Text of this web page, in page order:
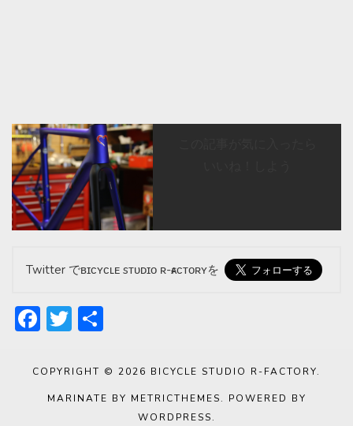
Twitter でʙɪᴄʏᴄʟᴇ sᴛᴜᴅɪᴏ ʀ-ғᴀᴄᴛᴏʀʏを
Facebook
Twitter
COPYRIGHT © 2026 BICYCLE STUDIO R-FACTORY.
MARINATE BY METRICTHEMES. POWERED BY
WORDPRESS.